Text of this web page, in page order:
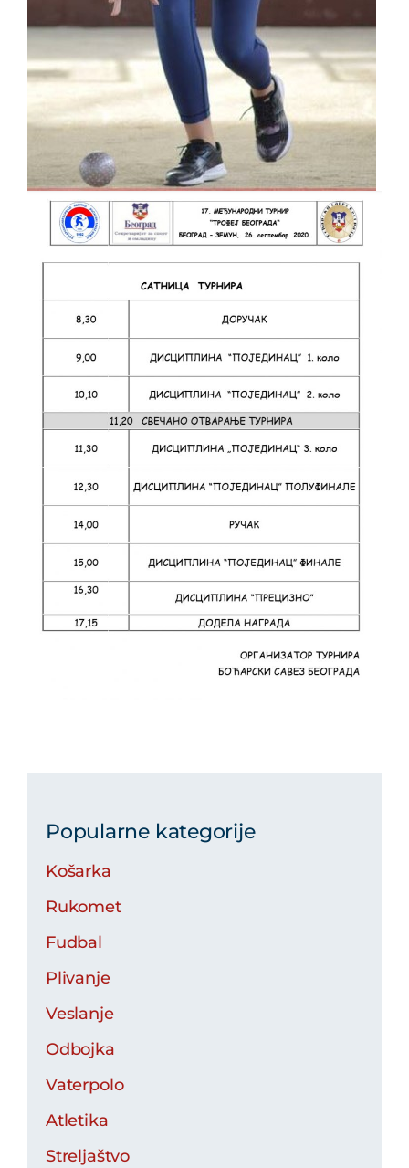
Popularne kategorije
Košarka
Rukomet
Fudbal
Plivanje
Veslanje
Odbojka
Vaterpolo
Atletika
Streljaštvo